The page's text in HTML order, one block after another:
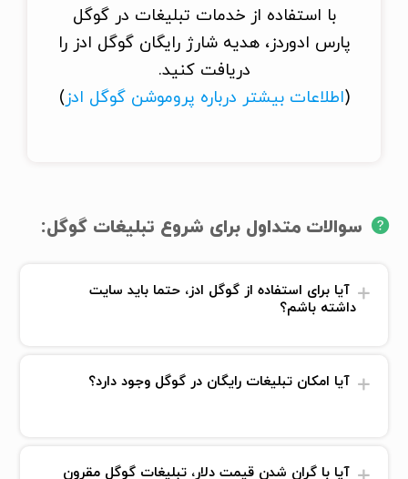
با استفاده از خدمات تبلیغات در گوگل
پارس ادوردز، هدیه شارژ رایگان گوگل ادز را
دریافت کنید.
(اطلاعات بیشتر درباره پروموشن گوگل ادز)
سوالات متداول برای شروع تبلیغات گوگل:
آیا برای استفاده از گوگل ادز، حتما باید سایت
داشته باشم؟
آیا امکان تبلیغات رایگان در گوگل وجود دارد؟
آیا با گران شدن قیمت دلار، تبلیغات گوگل مقرون